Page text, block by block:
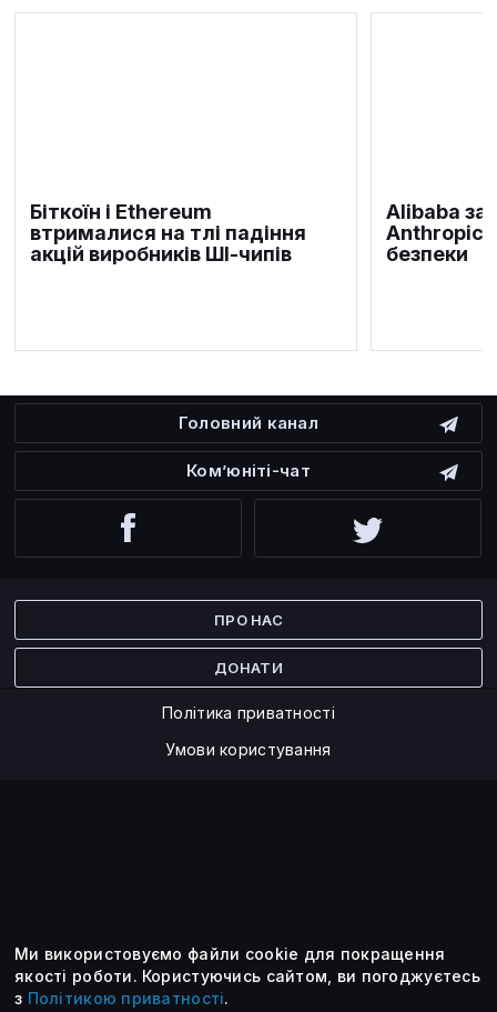
Біткоїн і Ethereum
втрималися на тлі падіння
акцій виробників ШІ-чипів
Alibaba
Anthropic
безпеки
Головний канал
Ком’юніті-чат
ПРО НАС
ДОНАТИ
Політика приватності
Умови користування
©2014 — 2026
Ми використовуємо файли cookie для покращення
якості роботи. Користуючись сайтом, ви погоджуєтесь
з Політикою приватності.